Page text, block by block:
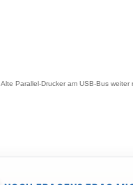
Alte Parallel-Drucker am USB-Bus weiter